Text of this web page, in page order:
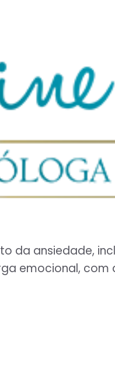
da ansiedade,
emocional,